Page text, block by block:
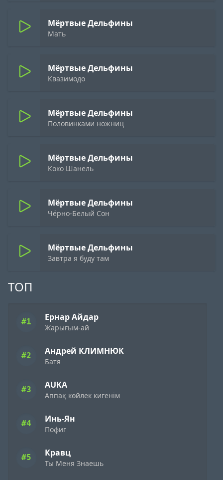
ТОП
#1 Ернар Айдар
Жарығым-ай
#2 Андрей КЛИМНЮК
Батя
#3 AUKA
Аппақ көйлек кигенім
#4 Инь-Ян
Пофиг
#5 Кравц
Ты Меня Знаешь
Мёртвые Дельфины
Мать
Мёртвые Дельфины
Квазимодо
Мёртвые Дельфины
Половинками ножниц
Мёртвые Дельфины
Коко Шанель
Мёртвые Дельфины
Чёрно-Белый Сон
Мёртвые Дельфины
Завтра я буду там